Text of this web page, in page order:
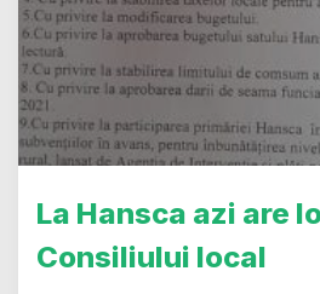
La Hansca azi are
Consiliului local